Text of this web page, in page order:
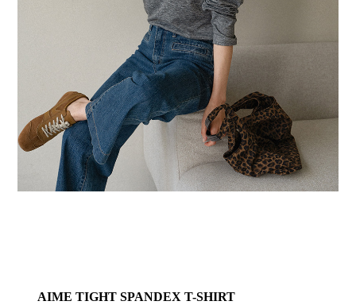
AIME TIGHT SPANDEX T-SHIRT